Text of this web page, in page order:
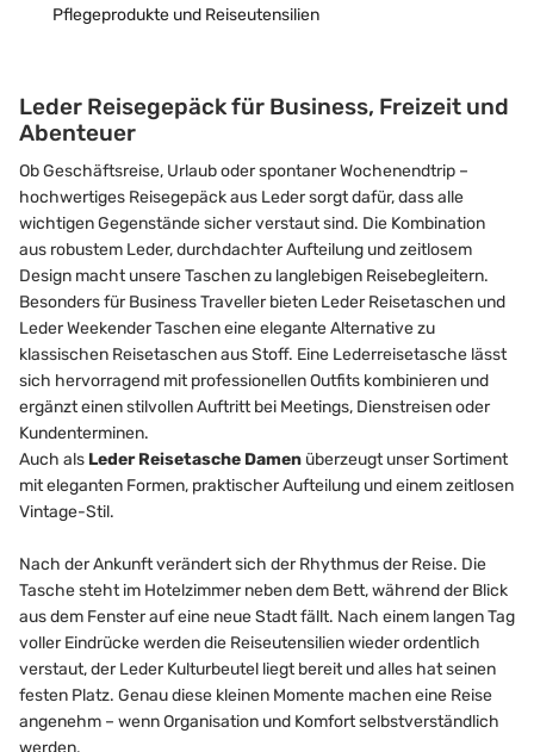
Pflegeprodukte und Reiseutensilien
Leder Reisegepäck für Business, Freizeit und
Abenteuer
Ob Geschäftsreise, Urlaub oder spontaner Wochenendtrip –
hochwertiges Reisegepäck aus Leder sorgt dafür, dass alle
wichtigen Gegenstände sicher verstaut sind. Die Kombination
aus robustem Leder, durchdachter Aufteilung und zeitlosem
Design macht unsere Taschen zu langlebigen Reisebegleitern.
Besonders für Business Traveller bieten Leder Reisetaschen und
Leder Weekender Taschen eine elegante Alternative zu
klassischen Reisetaschen aus Stoff. Eine Lederreisetasche lässt
sich hervorragend mit professionellen Outfits kombinieren und
ergänzt einen stilvollen Auftritt bei Meetings, Dienstreisen oder
Kundenterminen.
Auch als Leder Reisetasche Damen überzeugt unser Sortiment
mit eleganten Formen, praktischer Aufteilung und einem zeitlosen
Vintage-Stil.
Nach der Ankunft verändert sich der Rhythmus der Reise. Die
Tasche steht im Hotelzimmer neben dem Bett, während der Blick
aus dem Fenster auf eine neue Stadt fällt. Nach einem langen Tag
voller Eindrücke werden die Reiseutensilien wieder ordentlich
verstaut, der Leder Kulturbeutel liegt bereit und alles hat seinen
festen Platz. Genau diese kleinen Momente machen eine Reise
angenehm – wenn Organisation und Komfort selbstverständlich
werden.